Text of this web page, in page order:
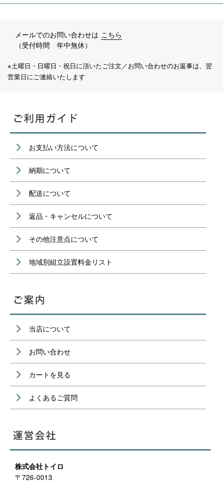
メールでのお問い合わせは こちら
（受付時間 年中無休）
※土曜日・日曜日・祝日に頂いたご注文／お問い合わせのお返事は、翌
営業日にご連絡いたします
お支払い方法について
納期について
配送について
返品・キャンセルについて
その他注意点について
地域別組立設置料金リスト
当店について
お問い合わせ
カートを見る
よくあるご質問
株式会社トイロ
〒726-0013